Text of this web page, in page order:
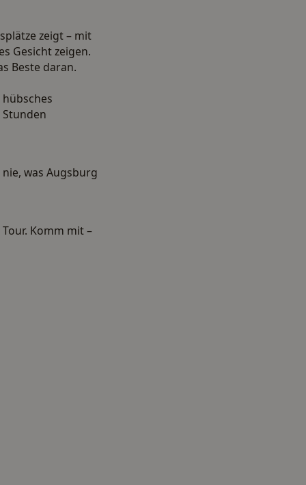
zeigt – mit
Gesicht zeigen.
Beste daran.
was Augsburg
Komm mit –